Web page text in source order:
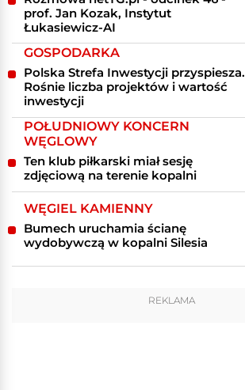
prof. Jan Kozak, Instytut
Łukasiewicz-AI
GOSPODARKA
Polska Strefa Inwestycji przyspiesza.
Rośnie liczba projektów i wartość
inwestycji
POŁUDNIOWY KONCERN
WĘGLOWY
Ten klub piłkarski miał sesję
zdjęciową na terenie kopalni
WĘGIEL KAMIENNY
Bumech uruchamia ścianę
wydobywczą w kopalni Silesia
REKLAMA